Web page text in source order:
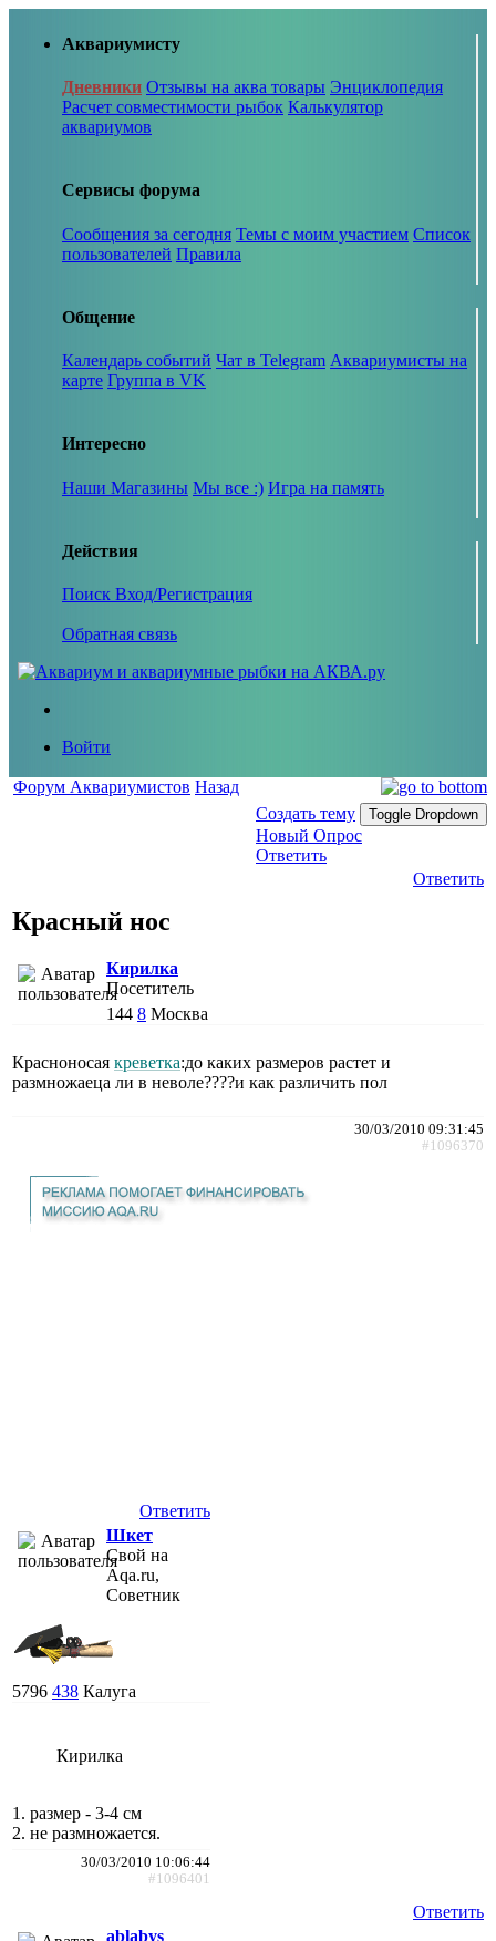
Аквариумисту
Дневники Отзывы на аква товары Энциклопедия
Расчет совместимости рыбок Калькулятор
аквариумов
Сервисы форума
Сообщения за сегодня Темы с моим участием Список
пользователей Правила
Общение
Календарь событий Чат в Telegram Аквариумисты на
карте Группа в VK
Интересно
Наши Магазины Мы все :) Игра на память
Действия
Поиск Вход/Регистрация
Обратная связь
Войти
Форум Аквариумистов Назад
Создать тему
Toggle Dropdown
Новый Опрос
Ответить
Ответить
Красный нос
Кирилка
Посетитель
144 8 Москва
Красноносая креветка:до каких размеров растет и
размножаеца ли в неволе????и как различить пол
30/03/2010 09:31:45
#1096370
Ответить
Шкет
Свой на
Aqa.ru,
Советник
5796 438 Калуга
Кирилка
1. размер - 3-4 см
2. не размножается.
30/03/2010 10:06:44
#1096401
Ответить
ablabys